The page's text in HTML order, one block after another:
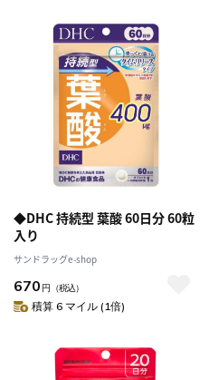
◆DHC 持続型 葉酸 60日分 60粒
入り
サンドラッグe-shop
670 円 （税込）
積算 6 マイル (1倍)